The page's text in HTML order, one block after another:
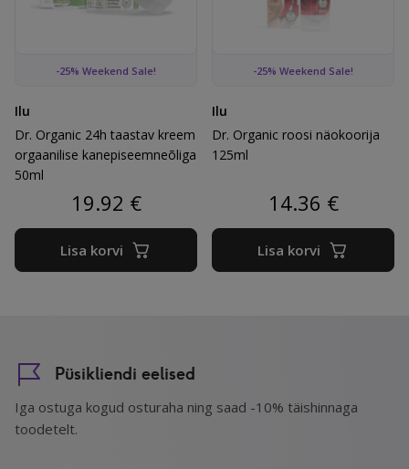
-25% Weekend Sale!
Ilu
Dr. Organic 24h taastav kreem
orgaanilise kanepiseemneõliga
50ml
19.92 €
Lisa korvi
-25% Weekend Sale!
Ilu
Dr. Organic roosi näokoorija
125ml
14.36 €
Lisa korvi
Püsikliendi eelised
Iga ostuga kogud osturaha ning saad -10% täishinnaga
toodetelt.